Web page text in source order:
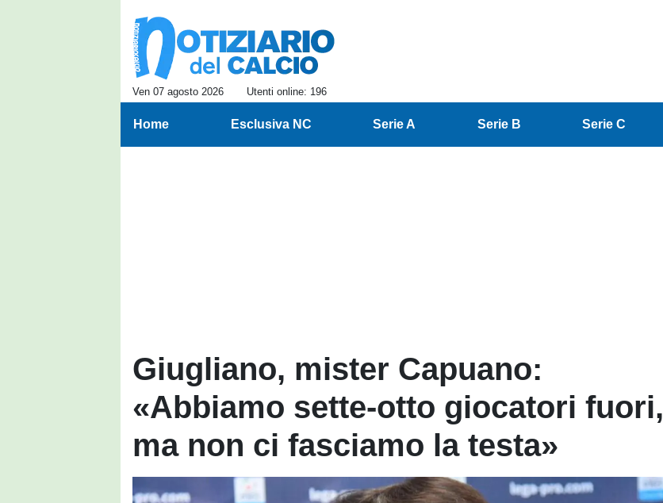
Ven 07 agosto 2026 Utenti online: 196
Home Esclusiva NC Serie A Serie B Serie C
Giugliano, mister Capuano:
«Abbiamo sette-otto giocatori fuori,
ma non ci fasciamo la testa»